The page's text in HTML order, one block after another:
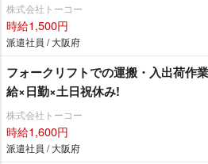
株式会社トーコー
時給1,500円
派遣社員 / 大阪府
フォークリフトでの運搬・入出荷作
給×日勤×土日祝休み!
株式会社トーコー
時給1,600円
派遣社員 / 大阪府